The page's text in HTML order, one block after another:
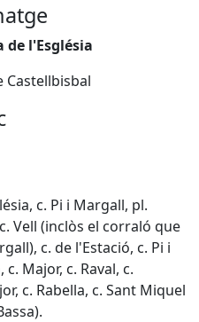
de l'Església
Castellbisbal
c. Pi i Margall, pl.
Vell (inclòs el corraló que
c. de l'Estació, c. Pi i
Major, c. Raval, c.
c. Rabella, c. Sant Miquel